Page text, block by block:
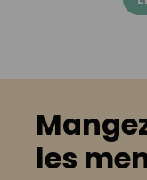
les